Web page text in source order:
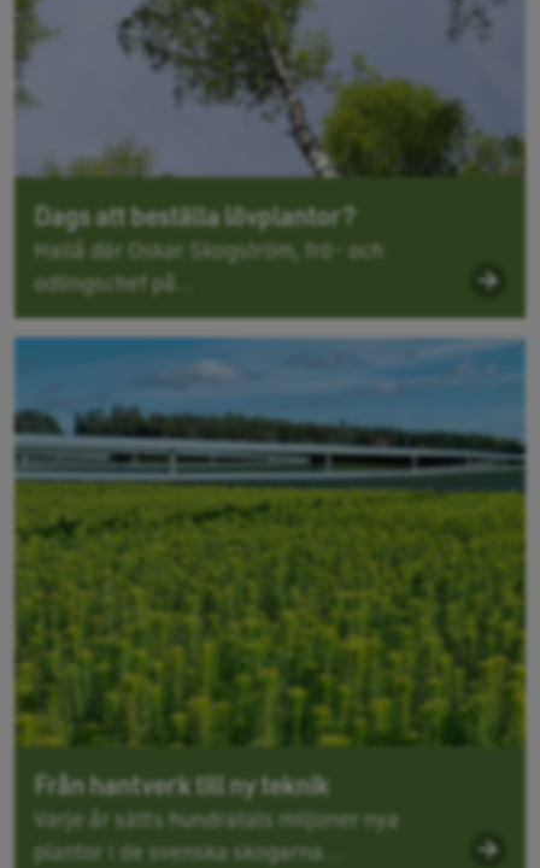
Dags att beställa lövplantor?
Hallå där Oskar Skogström, frö- och
odlingschef på...
Från hantverk till ny teknik
Varje år sätts hundratals miljoner nya
plantor i de svenska skogarna...